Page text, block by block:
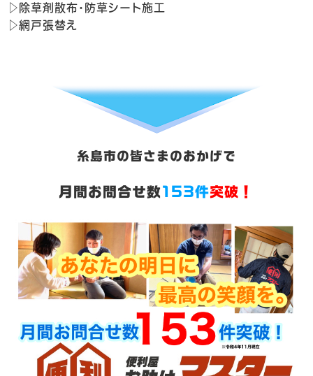
▷除草剤散布・防草シート施工
▷網戸張替え
糸島市の皆さまのおかげで
月間お問合せ数 153件突破！